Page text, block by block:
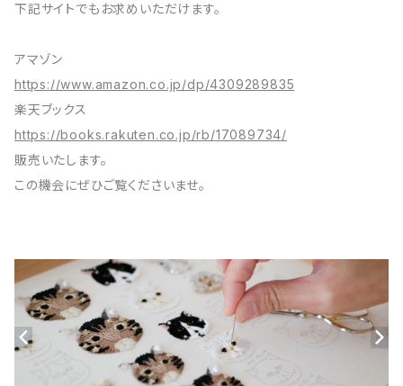
下記サイトでもお求めいただけます。
アマゾン
https://www.amazon.co.jp/dp/4309289835
楽天ブックス
https://books.rakuten.co.jp/rb/17089734/
販売いたします。
この機会にぜひご覧くださいませ。